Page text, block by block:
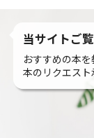
当サイトご
おすすめの本を
本のリクエスト